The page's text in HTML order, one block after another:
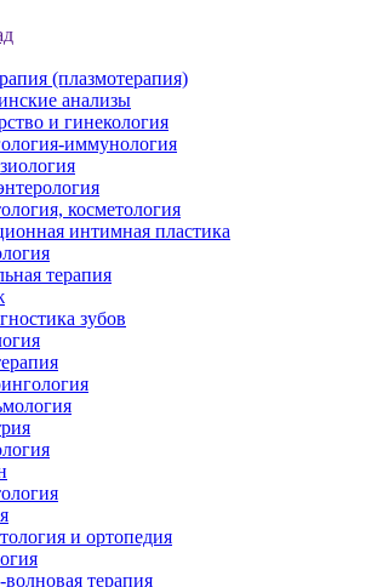
(плазмотерапия)
анализы
и гинекология
иммунология
косметология
интимная пластика
терапия
зубов
и ортопедия
терапия